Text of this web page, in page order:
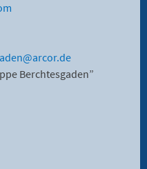
Berchtesgaden”